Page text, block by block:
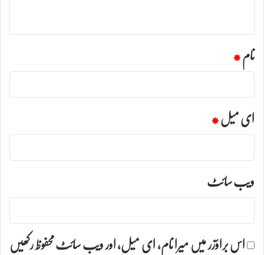
نام*
ای میل*
ویب‌ سائٹ
اس براؤزر میں میرا نام، ای میل، اور ویب سائٹ محفوظ رکھیں